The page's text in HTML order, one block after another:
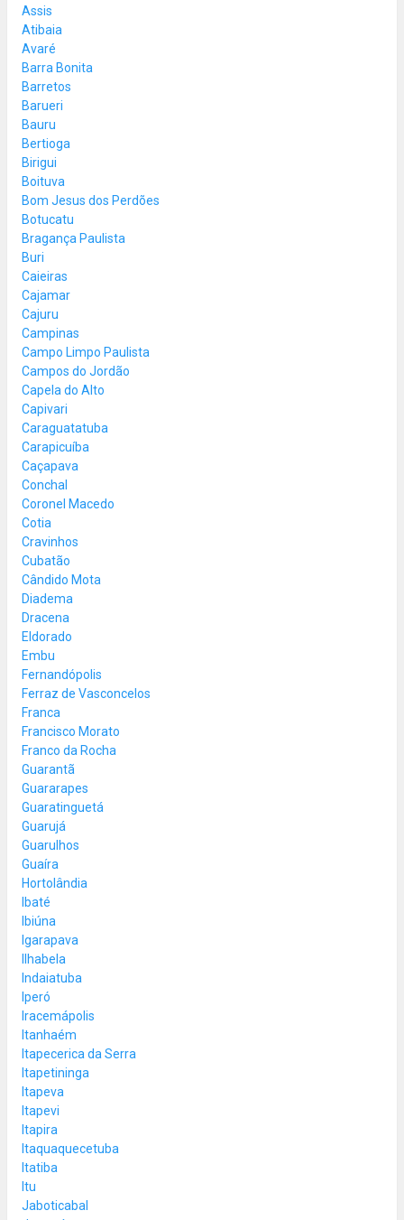
Assis
Atibaia
Avaré
Barra Bonita
Barretos
Barueri
Bauru
Bertioga
Birigui
Boituva
Bom Jesus dos Perdões
Botucatu
Bragança Paulista
Buri
Caieiras
Cajamar
Cajuru
Campinas
Campo Limpo Paulista
Campos do Jordão
Capela do Alto
Capivari
Caraguatatuba
Carapicuíba
Caçapava
Conchal
Coronel Macedo
Cotia
Cravinhos
Cubatão
Cândido Mota
Diadema
Dracena
Eldorado
Embu
Fernandópolis
Ferraz de Vasconcelos
Franca
Francisco Morato
Franco da Rocha
Guarantã
Guararapes
Guaratinguetá
Guarujá
Guarulhos
Guaíra
Hortolândia
Ibaté
Ibiúna
Igarapava
Ilhabela
Indaiatuba
Iperó
Iracemápolis
Itanhaém
Itapecerica da Serra
Itapetininga
Itapeva
Itapevi
Itapira
Itaquaquecetuba
Itatiba
Itu
Jaboticabal